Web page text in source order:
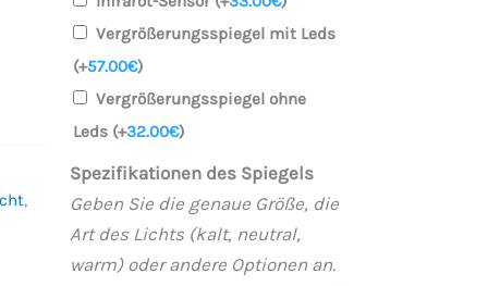
,
Vergrößerungsspiegel mit Leds
(+57.00€)
Vergrößerungsspiegel ohne
Leds (+32.00€)
Spezifikationen des Spiegels
Geben Sie die genaue Größe, die
Art des Lichts (kalt, neutral,
warm) oder andere Optionen an.